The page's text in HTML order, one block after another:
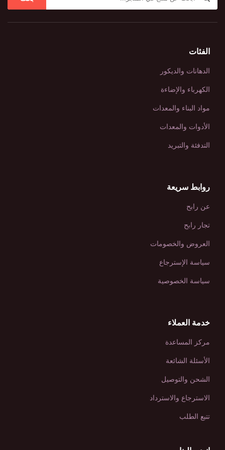
الفئات
الدهانات والديكور
الكهرباء والإضاءة
مواد البناء والمعدات
الأدوات والمعدات
التدفئة والتبريد
روابط سريعة
عن رابح
تجار رابح
العروض والخصومات
سياسة الإسترجاع
سياسة الخصوصية
خدمة العملاء
مركز المساعدة
الأسئلة الشائعة
الشحن والتوصيل
الاسترجاع والاسترداد
تتبع الطلب